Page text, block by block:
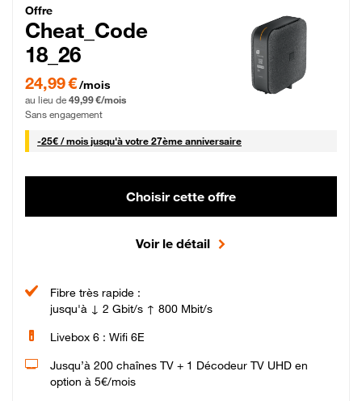
Cheat_Code Fibre_18_26
Offre
Cheat_Code
18_26
24,99 € par mois pendant 0 mois puis 49,99 € par mois, Sans engagement
24,99 €/mois
au lieu de 49,99 €/mois
Sans engagement
-25€ / mois25 € par mois
jusqu'à votre 27ème anniversaire
Choisir cette offre
Voir le détail
Fibre très rapide :
jusqu'à ↓ 2 Gbit/s ↑ 800 Mbit/s
Livebox 6 : Wifi 6E
Jusqu’à 200 chaînes TV + 1 Décodeur TV UHD en
option à 5€/mois